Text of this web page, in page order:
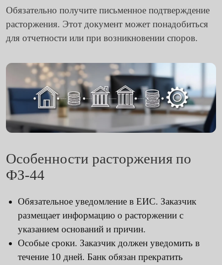
Обязательно получите письменное подтверждение
расторжения. Этот документ может понадобиться
для отчетности или при возникновении споров.
Особенности расторжения по
ФЗ-44
Обязательное уведомление в ЕИС. Заказчик
размещает информацию о расторжении с
указанием оснований и причин.
Особые сроки. Заказчик должен уведомить в
течение 10 дней. Банк обязан прекратить